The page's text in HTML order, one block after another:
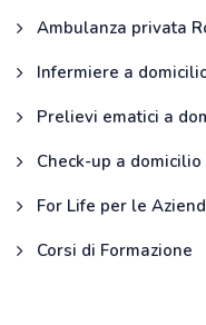
Ambulanza privata
Infermiere a
Prelievi ematici a
Check-up a domicilio
For Life per le
Corsi di Formazione